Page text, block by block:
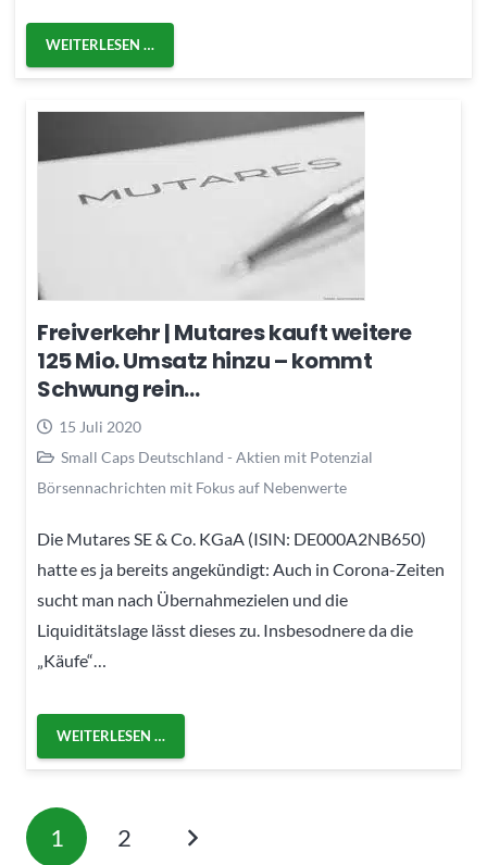
WEITERLESEN …
Freiverkehr | Mutares kauft weitere
125 Mio. Umsatz hinzu – kommt
Schwung rein…
15 Juli 2020
Small Caps Deutschland - Aktien mit Potenzial
Börsennachrichten mit Fokus auf Nebenwerte
Die Mutares SE & Co. KGaA (ISIN: DE000A2NB650)
hatte es ja bereits angekündigt: Auch in Corona-Zeiten
sucht man nach Übernahmezielen und die
Liquiditätslage lässt dieses zu. Insbesodnere da die
„Käufe“…
WEITERLESEN …
1 2